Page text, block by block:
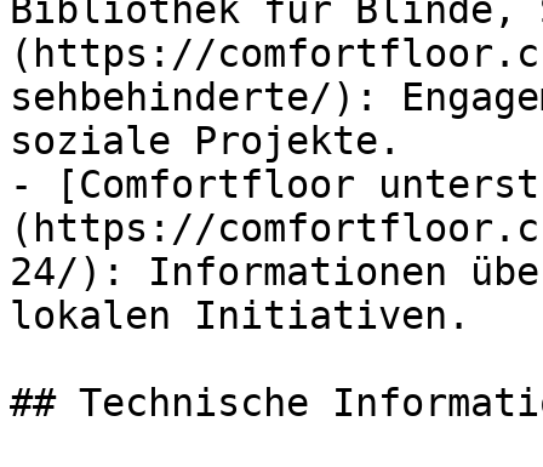
Bibliothek für Blinde,
(https://
sehbehinderte/):
soziale Projekte.
- [Comfortfloor
(https://
24/): Informationen
lokalen Initiativen.
## Technische